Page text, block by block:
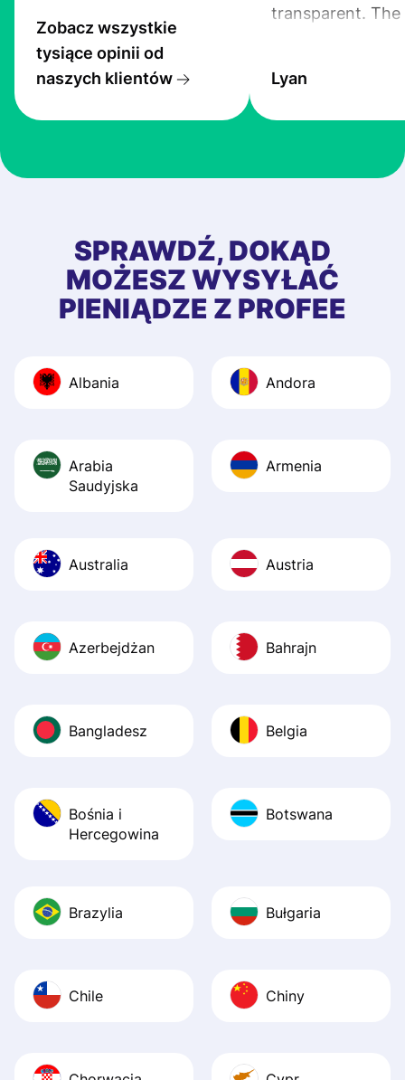
Zobacz wszystkie
tysiące opinii od
naszych klientów
transparent. The
the exchange
at Profee is very
first started
app, and they
quick to provide
and helpful
Recommend it!
Lyan
SPRAWDŹ, DOKĄD
MOŻESZ WYSYŁAĆ
PIENIĄDZE Z PROFEE
Albania Andora
Arabia
Saudyjska
Armenia
Australia Austria
Azerbejdżan Bahrajn
Bangladesz Belgia
Bośnia i
Hercegowina
Botswana
Brazylia Bułgaria
Chile Chiny